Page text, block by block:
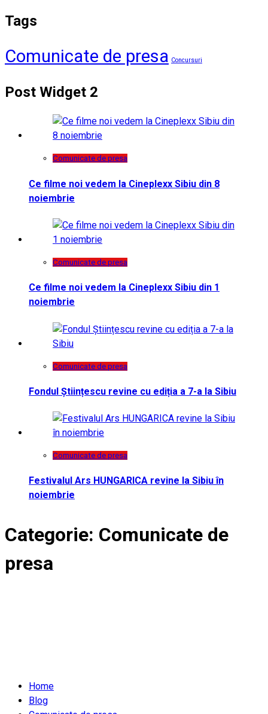
Tags
Comunicate de presa Concursuri
Post Widget 2
Comunicate de presa
Ce filme noi vedem la Cineplexx Sibiu din 8
noiembrie
Comunicate de presa
Ce filme noi vedem la Cineplexx Sibiu din 1
noiembrie
Comunicate de presa
Fondul Științescu revine cu ediția a 7-a la Sibiu
Comunicate de presa
Festivalul Ars HUNGARICA revine la Sibiu în
noiembrie
Categorie: Comunicate de
presa
Home
Blog